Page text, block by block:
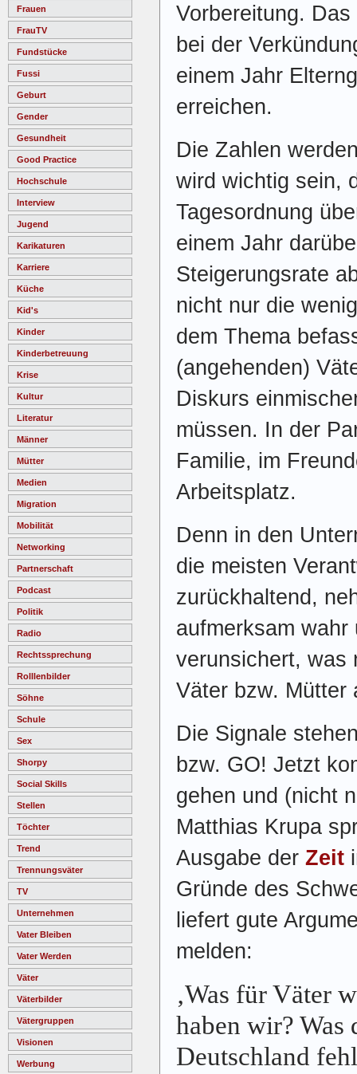
Frauen
FrauTV
Fundstücke
Fussi
Geburt
Gender
Gesundheit
Good Practice
Hochschule
Interview
Jugend
Karikaturen
Karriere
Küche
Kid's
Kinder
Kinderbetreuung
Krise
Kultur
Literatur
Männer
Mütter
Medien
Migration
Mobilität
Networking
Partnerschaft
Podcast
Politik
Radio
Rechtssprechung
Rolllenbilder
Söhne
Schule
Sex
Shorpy
Social Skills
Stellen
Töchter
Trend
Trennungsväter
TV
Unternehmen
Vater Bleiben
Vater Werden
Väter
Väterbilder
Vätergruppen
Visionen
Werbung
Vorbereitung.
bei der
einem Jahr
erreichen.
Die Zahlen
wird wichtig sein,
Tagesordnung
einem Jahr
Steigerungsrate
nicht nur die
dem Thema
(angehenden)
Diskurs
müssen. In der
Familie, im
Arbeitsplatz.
Denn in den
die meisten
zurückhaltend,
aufmerksam
verunsichert, was
Väter bzw. Mütter
Die Signale
bzw. GO! Jetzt
gehen und (nicht
Matthias Krupa
Ausgabe der Zeit
Gründe des
liefert gute
melden:
‚Was für Väter
haben wir? Was
Deutschland